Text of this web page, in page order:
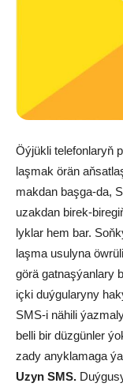
Öý­jük­li te­le­fon­la­ryň
laş­mak örän
mak­dan baş­ga-da,
uzak­dan bi­rek-
lyk­lar hem bar.
laş­ma usulyna
gö­rä gat­naş­ýan­la­ry
iç­ki duý­gu­la­ry­ny
SMS-i nä­hi­li
belli bir düz­gün­ler
za­dy anyk­la­ma­ga
Uzyn SMS.